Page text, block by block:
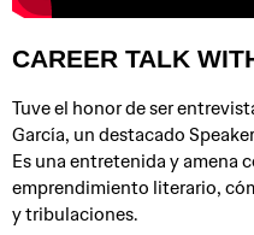
CAREER TALK
Tuve el honor de ser
García, un destacado
Es una entretenida y amena
emprendimiento literario,
y tribulaciones.